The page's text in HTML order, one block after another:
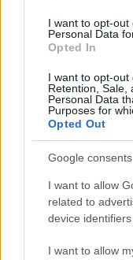
I want to opt-
Personal Data
Opted In
I want to opt-out
Retention, Sale,
Personal Data
Purposes for
Opted Out
Google consents
I want to allow
related to
device identifiers
I want to allow
le supplenze